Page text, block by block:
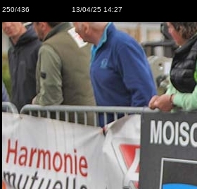
250/436 13/04/25 14:27